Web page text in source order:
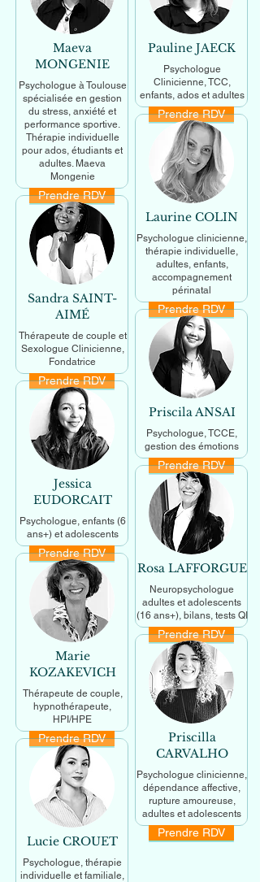
Maeva
MONGENIE
Psychologue à Toulouse
spécialisée en gestion
du stress, anxiété et
performance sportive.
Thérapie individuelle
pour ados, étudiants et
adultes. Maeva
Mongenie
En savoir +
Prendre RDV
Sandra SAINT-
AIMÉ
Thérapeute de couple et
Sexologue Clinicienne,
Fondatrice
En savoir +
Prendre RDV
Jessica
EUDORCAIT
Psychologue, enfants (6
ans+) et adolescents
En savoir +
Prendre RDV
Marie
KOZAKEVICH
Thérapeute de couple,
hypnothérapeute,
HPI/HPE
En savoir +
Prendre RDV
Lucie CROUET
Psychologue, thérapie
individuelle et familiale,
Pauline JAECK
Psychologue
Clinicienne, TCC,
enfants, ados et adultes
En savoir +
Prendre RDV
Laurine COLIN
Psychologue clinicienne,
thérapie individuelle,
adultes, enfants,
accompagnement
périnatal
En savoir +
Prendre RDV
Priscila ANSAI
Psychologue, TCCE,
gestion des émotions
En savoir +
Prendre RDV
Rosa LAFFORGUE
Neuropsychologue
adultes et adolescents
(16 ans+), bilans, tests QI
En savoir +
Prendre RDV
Priscilla
CARVALHO
Psychologue clinicienne,
dépendance affective,
rupture amoureuse,
adultes et adolescents
En savoir +
Prendre RDV